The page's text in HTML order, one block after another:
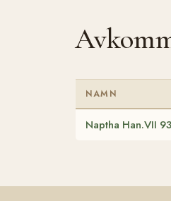
NAMN
Naptha Han.VII